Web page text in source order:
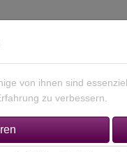
Schmuck
von ihnen sind
zu verbessern.